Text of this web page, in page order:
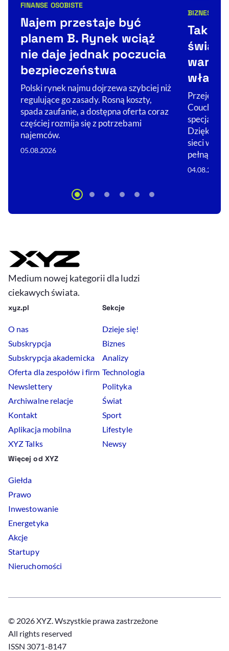
Kategorie artykułu:
FINANSE OSOBISTE
Najem przestaje być
planem B. Rynek wciąż
nie daje jednak poczucia
bezpieczeństwa
Polski rynek najmu dojrzewa szybciej niż
regulujące go zasady. Rosną koszty,
spada zaufanie, a dostępna oferta coraz
częściej rozmija się z potrzebami
najemców.
05.08.2026
BIZNES
Tak
świat.
warto
Przejęcie
Couche-
Dzięki nim
sieci w
pełną…
04.08.2026
Medium nowej kategorii dla ludzi
ciekawych świata.
xyz.pl
O nas
Subskrypcja
Subskrypcja akademicka
Oferta dla zespołów i firm
Newslettery
Archiwalne relacje
Kontakt
Aplikacja mobilna
XYZ Talks
Sekcje
Dzieje się!
Biznes
Analizy
Technologia
Polityka
Świat
Sport
Lifestyle
Newsy
Więcej od XYZ
Giełda
Prawo
Inwestowanie
Energetyka
Akcje
Startupy
Nieruchomości
© 2026 XYZ. Wszystkie prawa zastrzeżone
All rights reserved
ISSN 3071-8147